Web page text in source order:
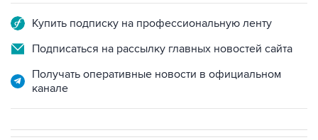
Купить подписку на профессиональную ленту
Подписаться на рассылку главных новостей сайта
Получать оперативные новости в официальном
канале